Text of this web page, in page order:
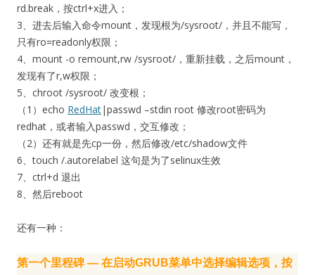
rd.break，按ctrl+x进入；
3、进去后输入命令mount，发现根为/sysroot/，并且不能写，
只有ro=readonly权限；
4、mount -o remount,rw /sysroot/，重新挂载，之后mount，
发现有了r,w权限；
5、chroot /sysroot/ 改变根；
（1）echo RedHat|passwd –stdin root 修改root密码为
redhat，或者输入passwd，交互修改；
（2）还有就是先cp一份，然后修改/etc/shadow文件
6、touch /.autorelabel 这句是为了selinux生效
7、ctrl+d 退出
8、然后reboot
还有一种：
第一个里程碑 — 在启动GRUB菜单中选择编辑选项，按